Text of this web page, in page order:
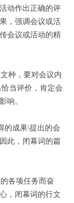
动作出正确的评
，强调会议或活
会议或活动的精
种，要对会议内
当评价，肯定会
响。
的成果\提出的会
此，闭幕词的篇
各项任务而奋
，闭幕词的行文